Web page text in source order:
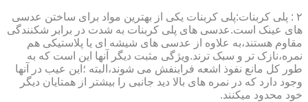
۲ : پلی کربنات:پلی کربنات یکی از بهترین مواد برای ساختن عدسی
های عینک است.عدسی های پلی کربنات به شدت در برابر شکنندگی
مقاوم هستند،به علاوه از عدسی های شیشه ای یا پلاستیکی هم
نمره،نازک تر و سبک ترند.ویژگی مثبت دیگر آنها این است که به
طور کل مانع نفوذ اشعه فرابنفش می شوند،البته ؛این عیب در آنها
وجود دارد که در نمره های بالا دید جانبی را بیشتر از همتایان دیگر
خود محدود میکنند.